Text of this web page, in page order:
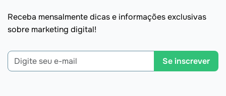
Receba mensalmente dicas e informações exclusivas
sobre marketing digital!
Se inscrever